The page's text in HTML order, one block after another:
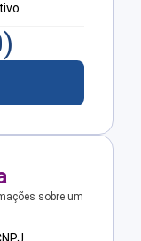
)
sobre um